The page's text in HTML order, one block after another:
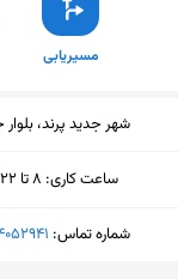
مسیریابی
شهر جدید پرند،
ساعت کاری: ۸ تا ۲۲
شنبه (امروز)
شماره تماس: